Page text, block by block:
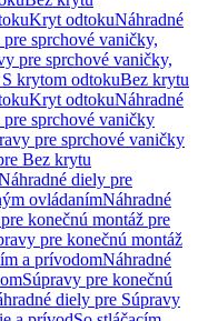
Kryt odtokuNáhradné
sprchové vaničky,
pre sprchové vaničky,
krytom odtokuBez krytu
Kryt odtokuNáhradné
sprchové vaničky
pre sprchové vaničky
Bez krytu
diely pre
ovládanímNáhradné
konečnú montáž pre
pre konečnú montáž
a prívodomNáhradné
Súpravy pre konečnú
diely pre Súpravy